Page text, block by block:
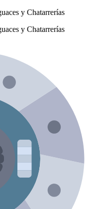
y Chatarrerías
y Chatarrerías